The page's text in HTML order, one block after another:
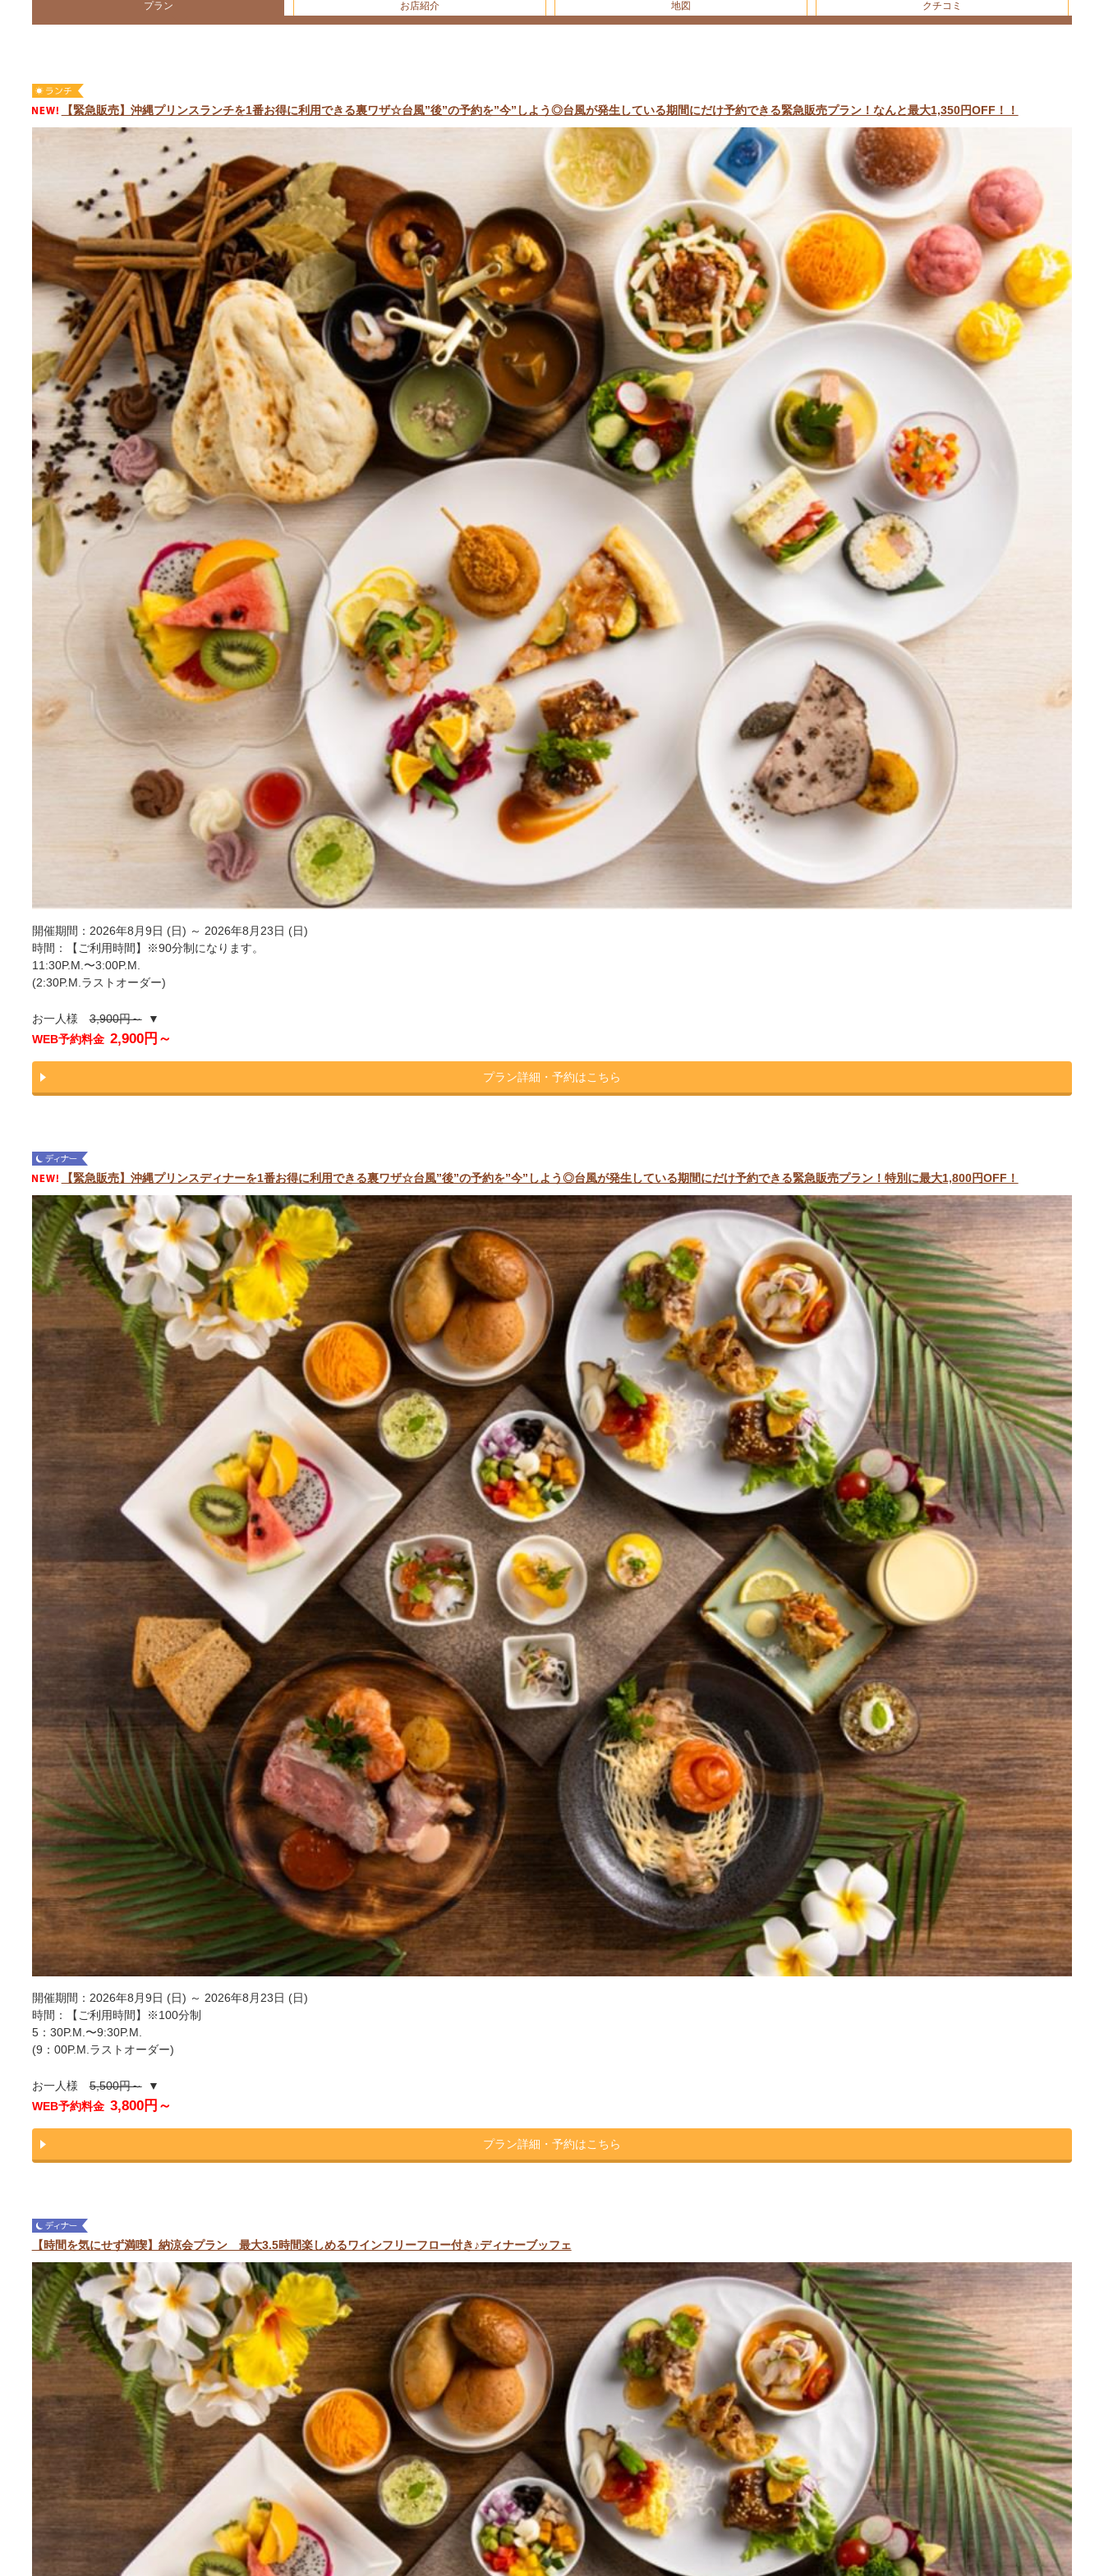
プラン お店紹介 地図 クチコミ
【緊急販売】沖縄プリンスランチを1番お得に利用できる裏ワザ☆台風”後”の予約を”今”しよう◎台風が発生している期間にだけ予約できる緊急販売プラン！なんと最大1,350円OFF！！
開催期間：2026年8月9日 (日) ～ 2026年8月23日 (日)
時間：【ご利用時間】※90分制になります。
11:30P.M.〜3:00P.M.
(2:30P.M.ラストオーダー)
お一人様3,900円～▼
WEB予約料金 2,900円～
プラン詳細・予約はこちら
【緊急販売】沖縄プリンスディナーを1番お得に利用できる裏ワザ☆台風”後”の予約を”今”しよう◎台風が発生している期間にだけ予約できる緊急販売プラン！特別に最大1,800円OFF！
開催期間：2026年8月9日 (日) ～ 2026年8月23日 (日)
時間：【ご利用時間】※100分制
5：30P.M.〜9:30P.M.
(9：00P.M.ラストオーダー)
お一人様5,500円～▼
WEB予約料金 3,800円～
プラン詳細・予約はこちら
【時間を気にせず満喫】納涼会プラン 最大3.5時間楽しめるワインフリーフロー付き♪ディナーブッフェ